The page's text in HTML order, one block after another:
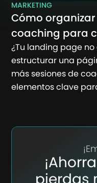
MARKETING
Cómo
coaching para
¿Tu landing page
estructurar una
más sesiones de
elementos clave
pierdas